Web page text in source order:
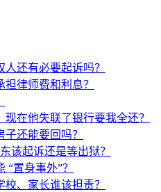
还有必要起诉吗？
律师费和利息？
在他失联了银行要我全还？
还能要回吗？
该起诉还是等出狱？
“置身事外”？
、家长谁该担责？